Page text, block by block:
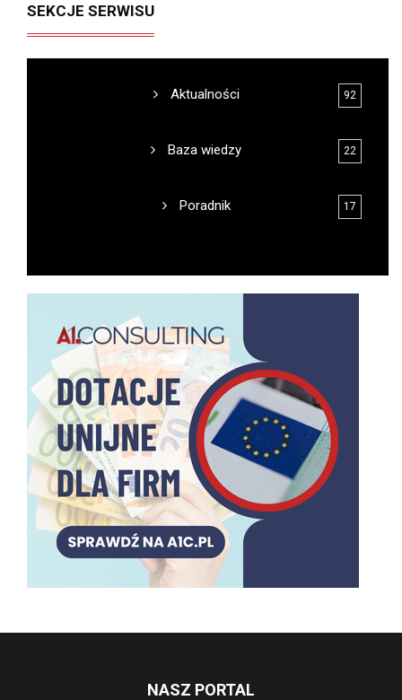
SEKCJE SERWISU
Aktualności 92
Baza wiedzy 22
Poradnik 17
NASZ PORTAL